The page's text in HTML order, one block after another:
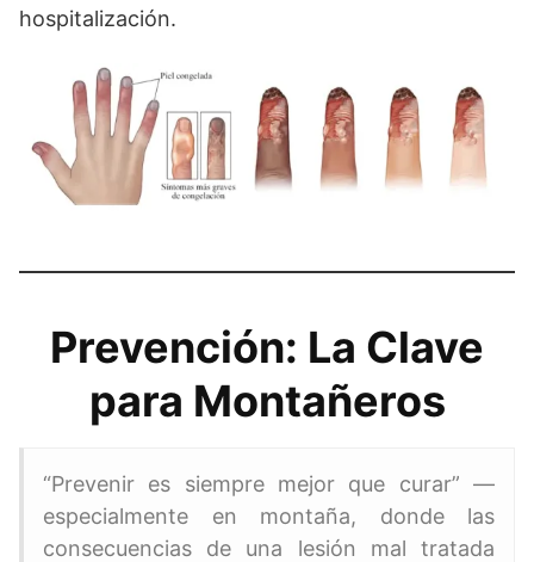
hospitalización.
Prevención: La Clave
para Montañeros
“Prevenir es siempre mejor que curar” —
especialmente en montaña, donde las
consecuencias de una lesión mal tratada